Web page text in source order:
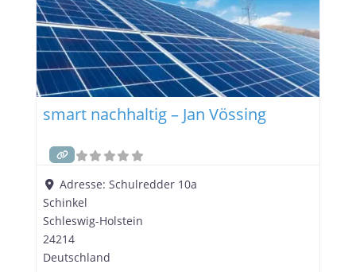
smart nachhaltig – Jan Vössing
Adresse:Schulredder 10a
Schinkel
Schleswig-Holstein
24214
Deutschland